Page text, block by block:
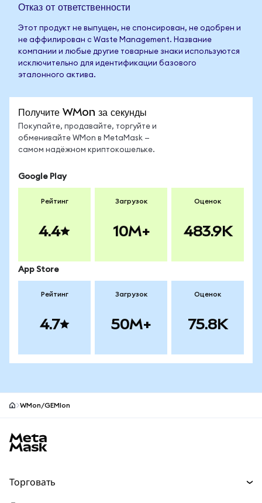
Отказ от ответственности
Этот продукт не выпущен, не спонсирован, не одобрен и
не аффилирован с Waste Management. Название
компании и любые другие товарные знаки используются
исключительно для идентификации базового
эталонного актива.
Получите WMon за секунды
Покупайте, продавайте, торгуйте и
обменивайте WMon в MetaMask —
самом надёжном криптокошельке.
Google Play
Рейтинг
4.4
Загрузок
10M+
Оценок
483.9K
App Store
Рейтинг
4.7
Загрузок
50M+
Оценок
75.8K
WMon/GEMIon
Торговать